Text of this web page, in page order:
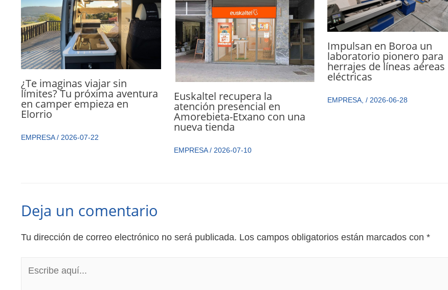
¿Te imaginas viajar sin
límites? Tu próxima aventura
en camper empieza en
Elorrio
EMPRESA/ 2026-07-22
Euskaltel recupera la
atención presencial en
Amorebieta-Etxano con una
nueva tienda
EMPRESA/ 2026-07-10
Impulsan en Boroa un
laboratorio pionero para
herrajes de líneas aéreas
eléctricas
EMPRESA, / 2026-06-28
Deja un comentario
Tu dirección de correo electrónico no será publicada. Los campos obligatorios están marcados con *